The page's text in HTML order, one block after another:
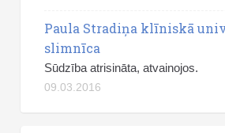
Paula Stradiņa klīniskā
slimnīca
Sūdzība atrisināta, atvainojos.
09.03.2016